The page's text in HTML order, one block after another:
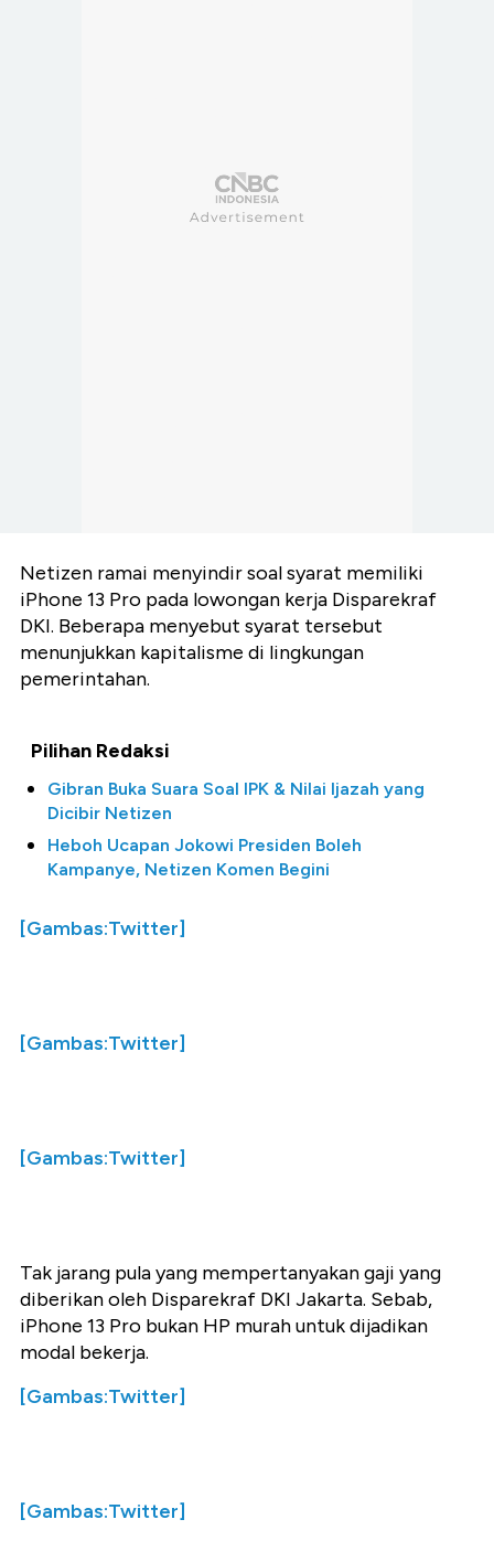
Netizen ramai menyindir soal syarat memiliki
iPhone 13 Pro pada lowongan kerja Disparekraf
DKI. Beberapa menyebut syarat tersebut
menunjukkan kapitalisme di lingkungan
pemerintahan.
Pilihan Redaksi
Gibran Buka Suara Soal IPK & Nilai Ijazah yang
Dicibir Netizen
Heboh Ucapan Jokowi Presiden Boleh
Kampanye, Netizen Komen Begini
[Gambas:Twitter]
[Gambas:Twitter]
[Gambas:Twitter]
Tak jarang pula yang mempertanyakan gaji yang
diberikan oleh Disparekraf DKI Jakarta. Sebab,
iPhone 13 Pro bukan HP murah untuk dijadikan
modal bekerja.
[Gambas:Twitter]
[Gambas:Twitter]